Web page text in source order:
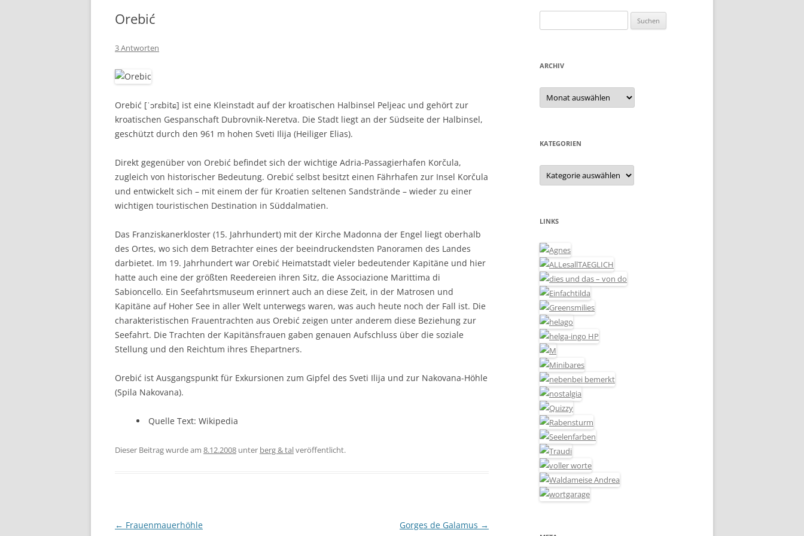
Orebić
3 Antworten
Orebić [ˈɔrɛbitɕ] ist eine Kleinstadt auf der kroatischen Halbinsel Peljeac und gehört zur
kroatischen Gespanschaft Dubrovnik-Neretva. Die Stadt liegt an der Südseite der Halbinsel,
geschützt durch den 961 m hohen Sveti Ilija (Heiliger Elias).
Direkt gegenüber von Orebić befindet sich der wichtige Adria-Passagierhafen Korčula,
zugleich von historischer Bedeutung. Orebić selbst besitzt einen Fährhafen zur Insel Korčula
und entwickelt sich – mit einem der für Kroatien seltenen Sandstrände – wieder zu einer
wichtigen touristischen Destination in Süddalmatien.
Das Franziskanerkloster (15. Jahrhundert) mit der Kirche Madonna der Engel liegt oberhalb
des Ortes, wo sich dem Betrachter eines der beeindruckendsten Panoramen des Landes
darbietet. Im 19. Jahrhundert war Orebić Heimatstadt vieler bedeutender Kapitäne und hier
hatte auch eine der größten Reedereien ihren Sitz, die Associazione Marittima di
Sabioncello. Ein Seefahrtsmuseum erinnert auch an diese Zeit, in der Matrosen und
Kapitäne auf Hoher See in aller Welt unterwegs waren, was auch heute noch der Fall ist. Die
charakteristischen Frauentrachten aus Orebić zeigen unter anderem diese Beziehung zur
Seefahrt. Die Trachten der Kapitänsfrauen gaben genauen Aufschluss über die soziale
Stellung und den Reichtum ihres Ehepartners.
Orebić ist Ausgangspunkt für Exkursionen zum Gipfel des Sveti Ilija und zur Nakovana-Höhle
(Spila Nakovana).
Quelle Text: Wikipedia
Dieser Beitrag wurde am 8.12.2008 unter berg & talveröffentlicht.
Beitragsnavigation
← Frauenmauerhöhle Gorges de Galamus →
nach:
ARCHIV
Archiv
KATEGORIEN
Kategorien
LINKS